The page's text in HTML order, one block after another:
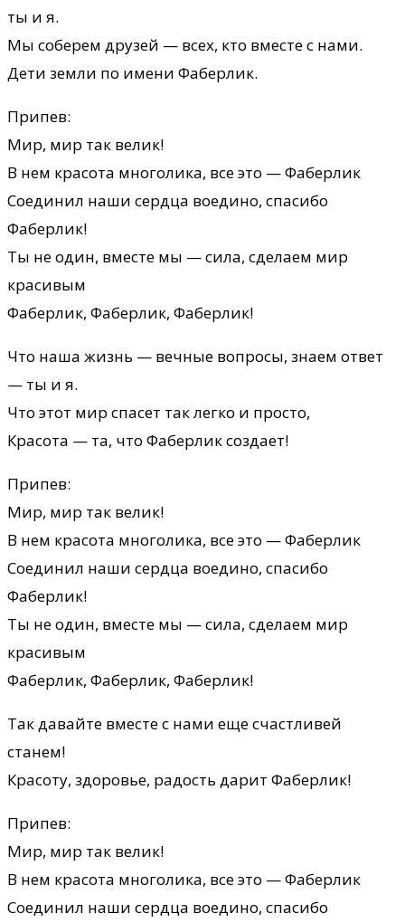
ты и я.
Мы соберем друзей — всех, кто вместе с нами.
Дети земли по имени Фаберлик.
Припев:
Мир, мир так велик!
В нем красота многолика, все это — Фаберлик
Соединил наши сердца воедино, спасибо
Фаберлик!
Ты не один, вместе мы — сила, сделаем мир
красивым
Фаберлик, Фаберлик, Фаберлик!
Что наша жизнь — вечные вопросы, знаем ответ
— ты и я.
Что этот мир спасет так легко и просто,
Красота — та, что Фаберлик создает!
Припев:
Мир, мир так велик!
В нем красота многолика, все это — Фаберлик
Соединил наши сердца воедино, спасибо
Фаберлик!
Ты не один, вместе мы — сила, сделаем мир
красивым
Фаберлик, Фаберлик, Фаберлик!
Так давайте вместе с нами еще счастливей
станем!
Красоту, здоровье, радость дарит Фаберлик!
Припев:
Мир, мир так велик!
В нем красота многолика, все это — Фаберлик
Соединил наши сердца воедино, спасибо